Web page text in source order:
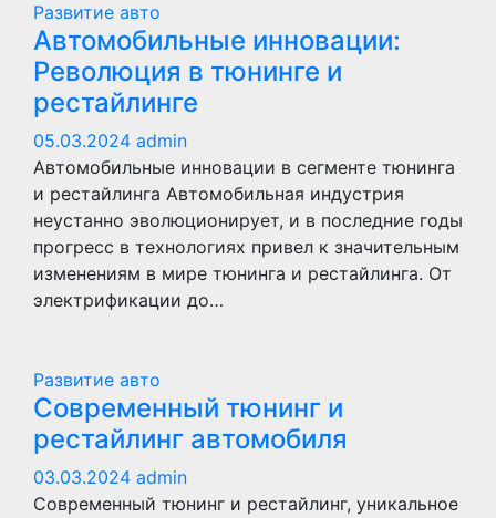
Развитие авто
Автомобильные инновации:
Революция в тюнинге и
рестайлинге
05.03.2024 admin
Автомобильные инновации в сегменте тюнинга
и рестайлинга Автомобильная индустрия
неустанно эволюционирует, и в последние годы
прогресс в технологиях привел к значительным
изменениям в мире тюнинга и рестайлинга. От
электрификации до…
Развитие авто
Современный тюнинг и
рестайлинг автомобиля
03.03.2024 admin
Современный тюнинг и рестайлинг, уникальное